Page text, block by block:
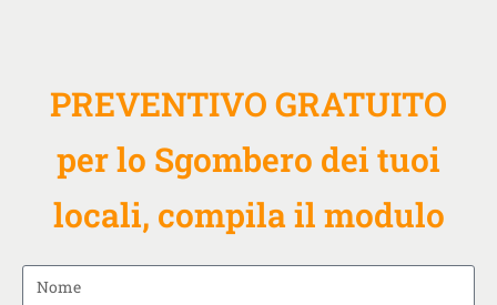
PREVENTIVO GRATUITO
per lo Sgombero dei tuoi
locali, compila il modulo